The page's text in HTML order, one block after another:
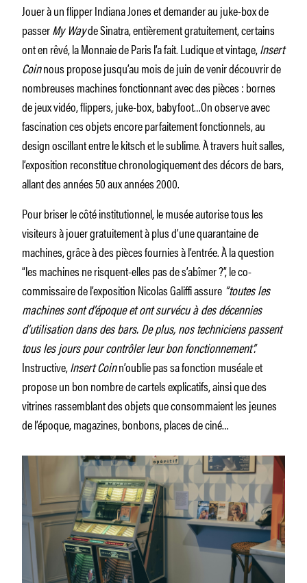
Jouer à un flipper Indiana Jones et demander au juke-box de
passerMy Wayde Sinatra, entièrement gratuitement, certains
ont en rêvé, la Monnaie de Paris l’a fait. Ludique et vintage,Insert
Coinnous propose jusqu’au mois de juin de venir découvrir de
nombreuses machines fonctionnant avec des pièces : bornes
de jeux vidéo, flippers, juke-box, babyfoot…On observe avec
fascination ces objets encore parfaitement fonctionnels, au
design oscillant entre le kitsch et le sublime. À travers huit salles,
l’exposition reconstitue chronologiquement des décors de bars,
allant des années 50 aux années 2000.
Pour briser le côté institutionnel, le musée autorise tous les
visiteurs à jouer gratuitement à plus d’une quarantaine de
machines, grâce à des pièces fournies à l’entrée. À la question
“les machines ne risquent-elles pas de s’abîmer ?”, le co-
commissaire de l’exposition Nicolas Galiffi assure “toutes les
machines sont d’époque et ont survécu à des décennies
d’utilisation dans des bars. De plus, nos techniciens passent
tous les jours pour contrôler leur bon fonctionnement”.
Instructive,Insert Coinn’oublie pas sa fonction muséale et
propose un bon nombre de cartels explicatifs, ainsi que des
vitrines rassemblant des objets que consommaient les jeunes
de l’époque, magazines, bonbons, places de ciné…